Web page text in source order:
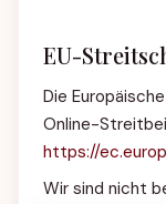
EU-
Die
Online-
https://
Wir sind nicht